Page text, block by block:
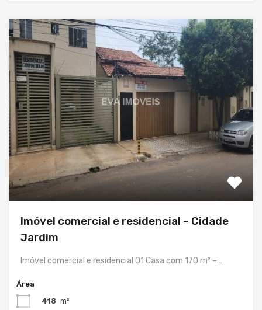
Imóvel comercial e residencial – Cidade
Jardim
Imóvel comercial e residencial 01 Casa com 170 m² –…
Área
418 m²